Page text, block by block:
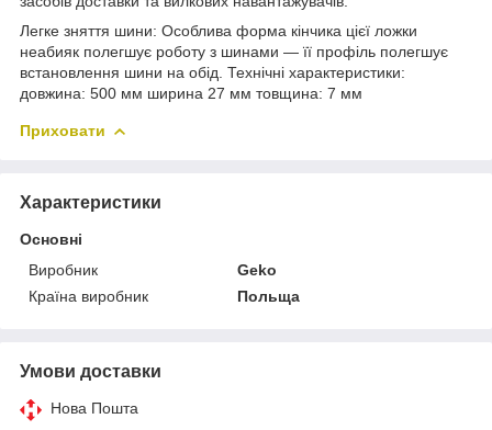
Легке зняття шини: Особлива форма кінчика цієї ложки
неабияк полегшує роботу з шинами — її профіль полегшує
встановлення шини на обід. Технічні характеристики:
довжина: 500 мм ширина 27 мм товщина: 7 мм
Приховати
Характеристики
Основні
Виробник
Geko
Країна виробник
Польща
Умови доставки
Нова Пошта